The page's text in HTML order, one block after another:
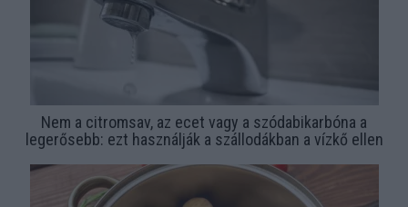
Nem a citromsav, az ecet vagy a szódabikarbóna a
legerősebb: ezt használják a szállodákban a vízkő ellen